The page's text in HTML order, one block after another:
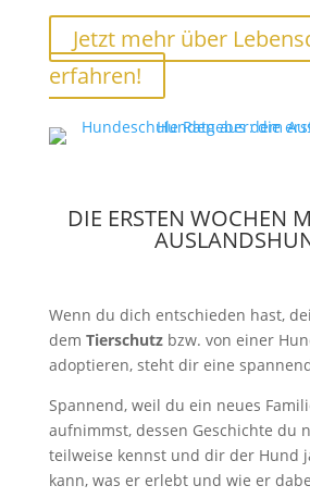
Jetzt mehr über
erfahren!
DIE ERSTEN WOCHEN
Wenn du dich entschieden hast,
dem Tierschutzbzw. von einer
adoptieren, steht dir eine
Spannend, weil du ein neues
aufnimmst, dessen Geschichte du
teilweise kennst und dir der Hund
kann, was er erlebt und wie er